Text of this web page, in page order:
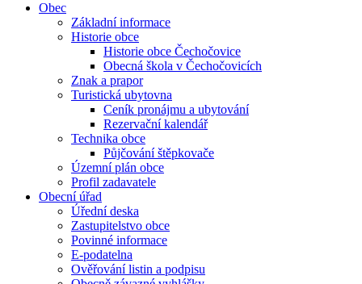
Obec
Základní informace
Historie obce
Historie obce Čechočovice
Obecná škola v Čechočovicích
Znak a prapor
Turistická ubytovna
Ceník pronájmu a ubytování
Rezervační kalendář
Technika obce
Půjčování štěpkovače
Územní plán obce
Profil zadavatele
Obecní úřad
Úřední deska
Zastupitelstvo obce
Povinné informace
E-podatelna
Ověřování listin a podpisu